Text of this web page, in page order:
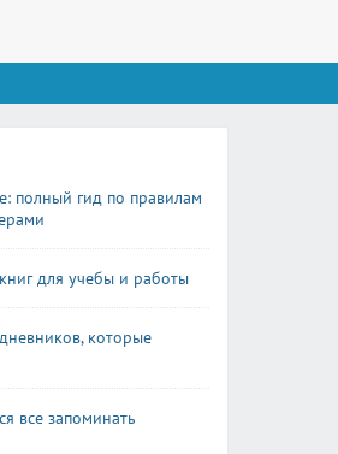
полный гид по правилам
для учебы и работы
которые
все запоминать